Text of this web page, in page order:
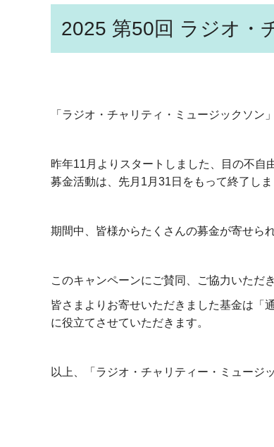
2025 第50回 ラジオ・
「ラジオ・チャリティ・ミュージックソン
昨年11月よりスタートしました、目の不自
募金活動は、先月1月31日をもって終了しま
期間中、皆様からたくさんの募金が寄せら
このキャンペーンにご賛同、ご協力いただ
皆さまよりお寄せいただきました基金は「
に役立てさせていただきます。
以上、「ラジオ・チャリティー・ミュージ